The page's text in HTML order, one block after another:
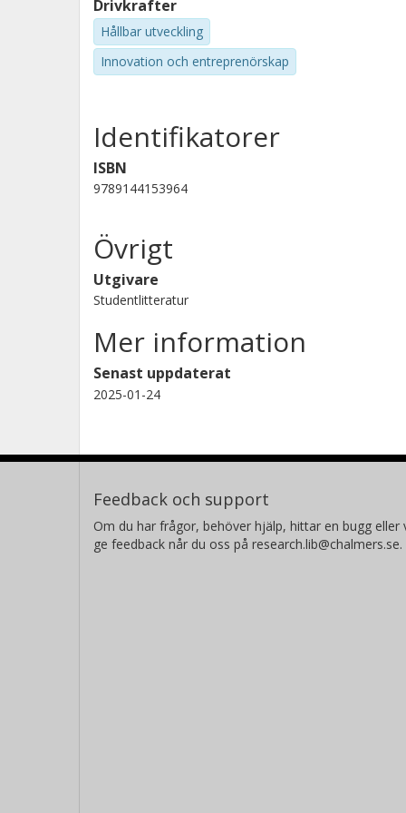
Drivkrafter
Hållbar utveckling
Innovation och entreprenörskap
Identifikatorer
ISBN
9789144153964
Övrigt
Utgivare
Studentlitteratur
Mer information
Senast uppdaterat
2025-01-24
Feedback och support
Om du har frågor, behöver hjälp, hittar en bugg eller
ge feedback når du oss på research.lib@chalmers.se.